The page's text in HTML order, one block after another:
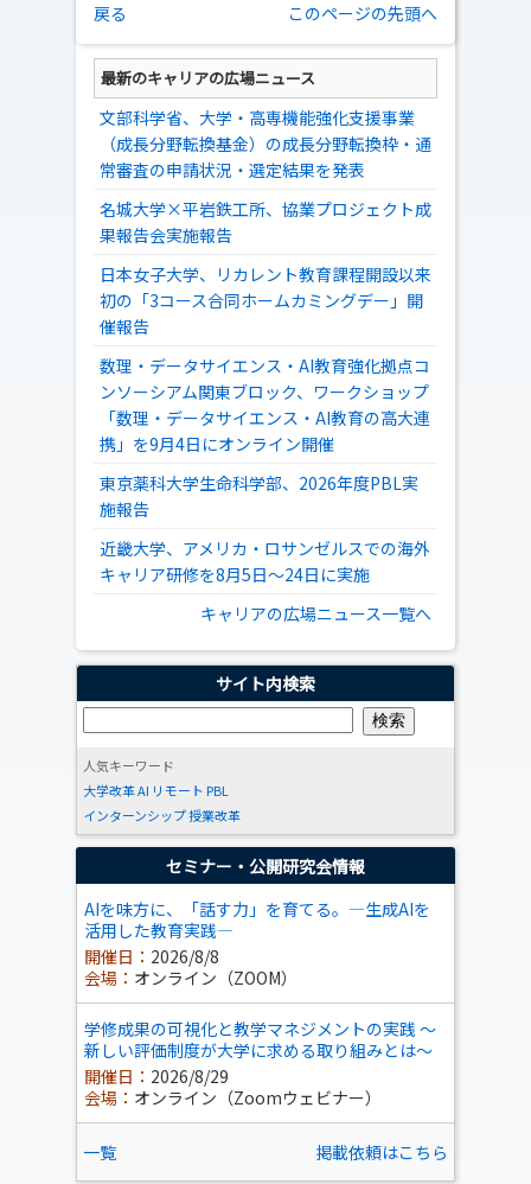
戻る このページの先頭へ
最新のキャリアの広場ニュース
文部科学省、大学・高専機能強化支援事業
（成長分野転換基金）の成長分野転換枠・通
常審査の申請状況・選定結果を発表
名城大学×平岩鉄工所、協業プロジェクト成
果報告会実施報告
日本女子大学、リカレント教育課程開設以来
初の「3コース合同ホームカミングデー」開
催報告
数理・データサイエンス・AI教育強化拠点コ
ンソーシアム関東ブロック、ワークショップ
「数理・データサイエンス・AI教育の高大連
携」を9月4日にオンライン開催
東京薬科大学生命科学部、2026年度PBL実
施報告
近畿大学、アメリカ・ロサンゼルスでの海外
キャリア研修を8月5日～24日に実施
キャリアの広場ニュース一覧へ
サイト内検索
人気キーワード
大学改革AI リモート PBL
インターンシップ授業改革
セミナー・公開研究会情報
AIを味方に、「話す力」を育てる。―生成AIを
活用した教育実践―
開催日： 2026/8/8
会場： オンライン（ZOOM）
学修成果の可視化と教学マネジメントの実践 ～
新しい評価制度が大学に求める取り組みとは～
開催日： 2026/8/29
会場： オンライン（Zoomウェビナー）
一覧 掲載依頼はこちら